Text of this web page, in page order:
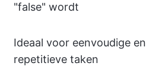
"false" wordt
Ideaal voor eenvoudige en
repetitieve taken